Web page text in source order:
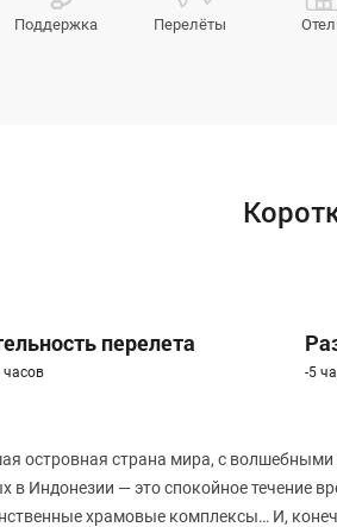
Поддержка Перелёты
перелета
часов -5
островная страна мира, с
в Индонезии — это спокойное течение
храмовые комплексы… И,